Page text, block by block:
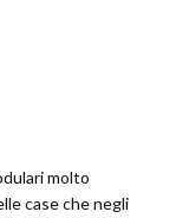
molto
case che negli